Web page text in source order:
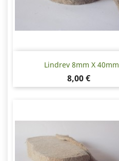
Lindrev 8mm X 40mm
Pris
8,00 €